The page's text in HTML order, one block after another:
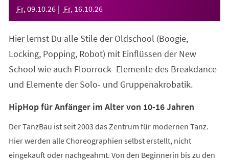
Fr, 09.10.26 Fr, 16.10.26
Hier lernst Du alle Stile der Oldschool (Boogie,
Locking, Popping, Robot) mit Einflüssen der New
School wie auch Floorrock- Elemente des Breakdance
und Elemente der Solo- und Gruppenakrobatik.
HipHop für Anfänger im Alter von 10-16 Jahren
Der TanzBau ist seit 2003 das Zentrum für modernen Tanz.
Hier werden alle Choreographien selbst erstellt, nicht
eingekauft oder nachgeahmt. Von den Beginnerin bis zu den